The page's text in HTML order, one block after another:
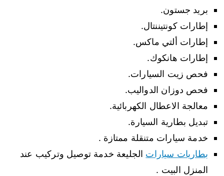
بريد جستون.
إطارات كونتيننتال.
إطارات ألتي ماكس.
إطارات هانكوك.
فحص زيت السيارات.
فحص دوزان الدواليب.
معالجة الاعطال الكهربائية.
تبديل بطارية السيارة.
خدمة سيارات متنقلة ممتازة .
بطاريات سيارات الجليعة خدمة توصيل وتركيب عند
المنزل البيت .